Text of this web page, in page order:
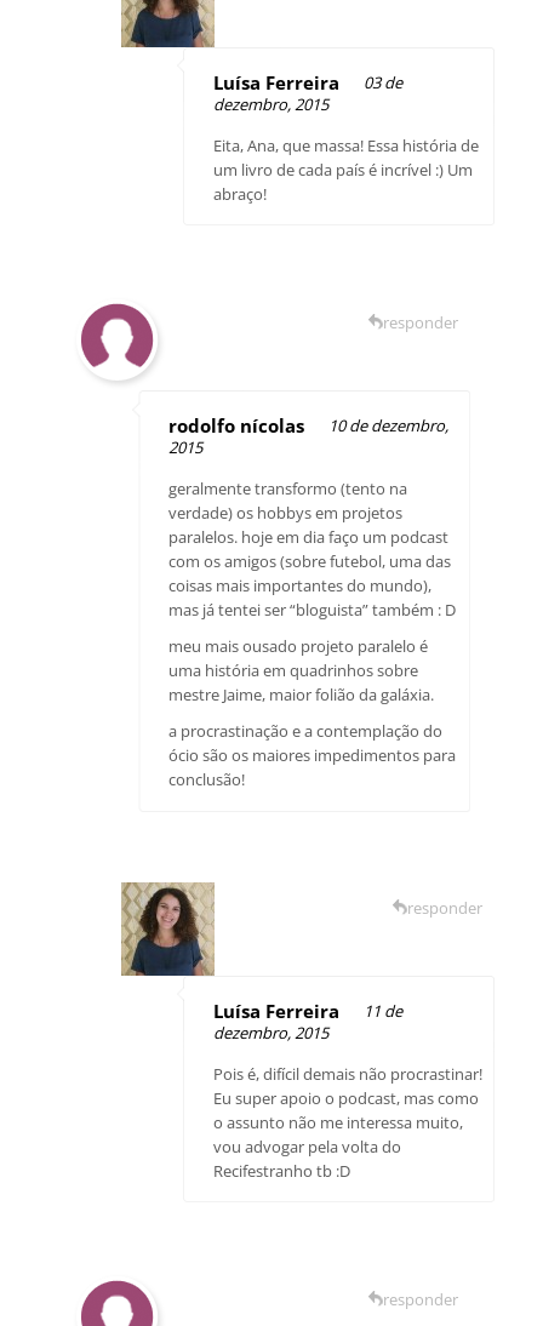
Luísa Ferreira
03 de
dezembro, 2015
Eita, Ana, que massa! Essa história de
um livro de cada país é incrível :) Um
abraço!
rodolfo nícolas
10 de dezembro,
2015
geralmente transformo (tento na
verdade) os hobbys em projetos
paralelos. hoje em dia faço um podcast
com os amigos (sobre futebol, uma das
coisas mais importantes do mundo),
mas já tentei ser “bloguista” também : D
meu mais ousado projeto paralelo é
uma história em quadrinhos sobre
mestre Jaime, maior folião da galáxia.
a procrastinação e a contemplação do
ócio são os maiores impedimentos para
conclusão!
responder
Luísa Ferreira
11 de
dezembro, 2015
Pois é, difícil demais não procrastinar!
Eu super apoio o podcast, mas como
o assunto não me interessa muito,
vou advogar pela volta do
Recifestranho tb :D
responder
responder